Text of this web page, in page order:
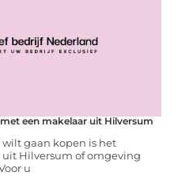
een makelaar uit Hilversum
wilt gaan kopen is het
Hilversum of omgeving
u